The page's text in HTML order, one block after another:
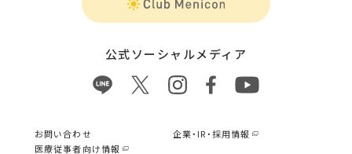
公式ソーシャルメディア
お問い合わせ
企業・IR・採用情報
医療従事者向け情報